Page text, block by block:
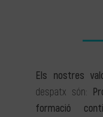
Els nostres
despatx són:
formació